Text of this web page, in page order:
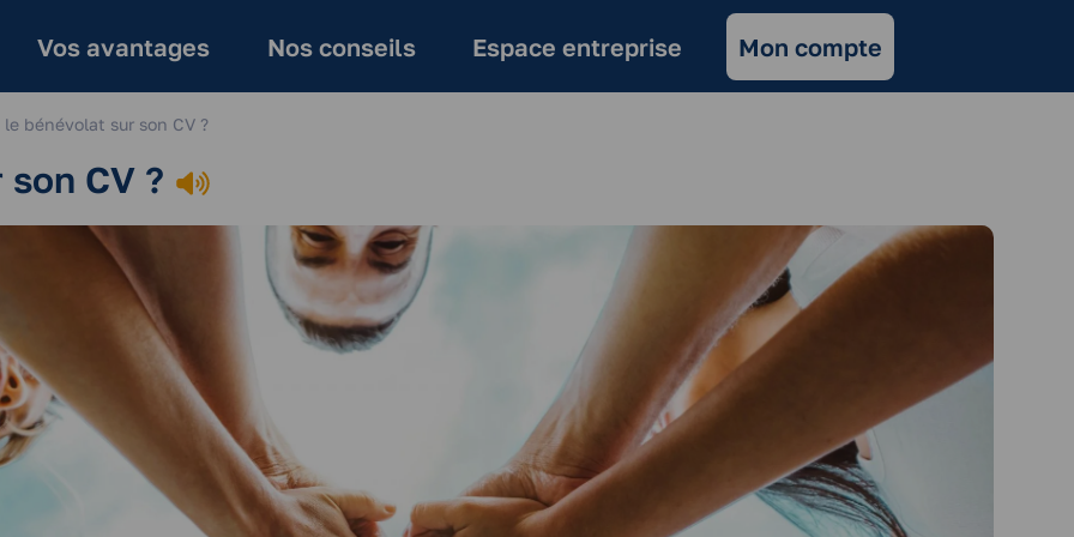
Vos avantages Nos conseils Espace entreprise Mon compte
bénévolat sur son CV ?
CV ?